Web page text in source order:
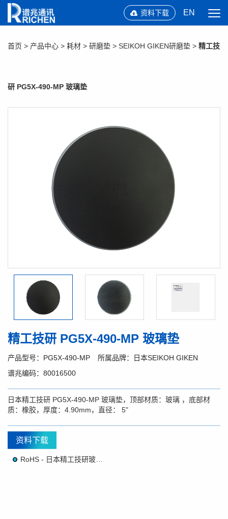
资料下载 EN
首页 > 产品中心 > 耗材 > 研磨垫 > SEIKOH GIKEN研磨垫 > 精工技
研 PG5X-490-MP 玻璃垫
精工技研 PG5X-490-MP 玻璃垫
产品型号：PG5X-490-MP
所属品牌：日本SEIKOH GIKEN
谱兆编码：80016500
日本精工技研 PG5X-490-MP 玻璃垫，顶部材质：玻璃 ，底部材
质：橡胶，厚度：4.90mm，直径： 5"
资料下载